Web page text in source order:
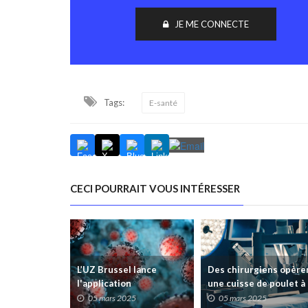
JE ME CONNECTE
Tags: E-santé
CECI POURRAIT VOUS INTÉRESSER
L’UZ Brussel lance
l'application
Stimulus@home pour les
05 mars 2025
Des chirurgiens
une cuisse de poulet à
Shanghai depuis Gand :
05 mars 2025